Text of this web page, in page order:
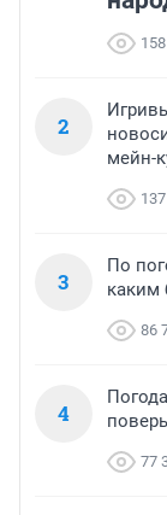
2
мейн-
3
По
каким
86
4
77